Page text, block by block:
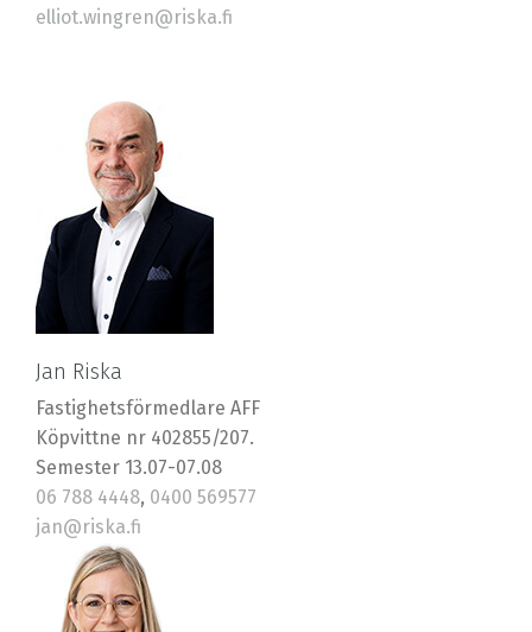
elliot.wingren@riska.fi
Jan Riska
Fastighetsförmedlare AFF
Köpvittne nr 402855/207.
Semester 13.07-07.08
06 788 4448, 0400 569577
jan@riska.fi